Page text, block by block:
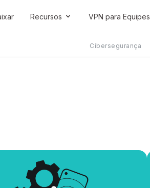
Recursos VPN para Equipes
Cibersegurança